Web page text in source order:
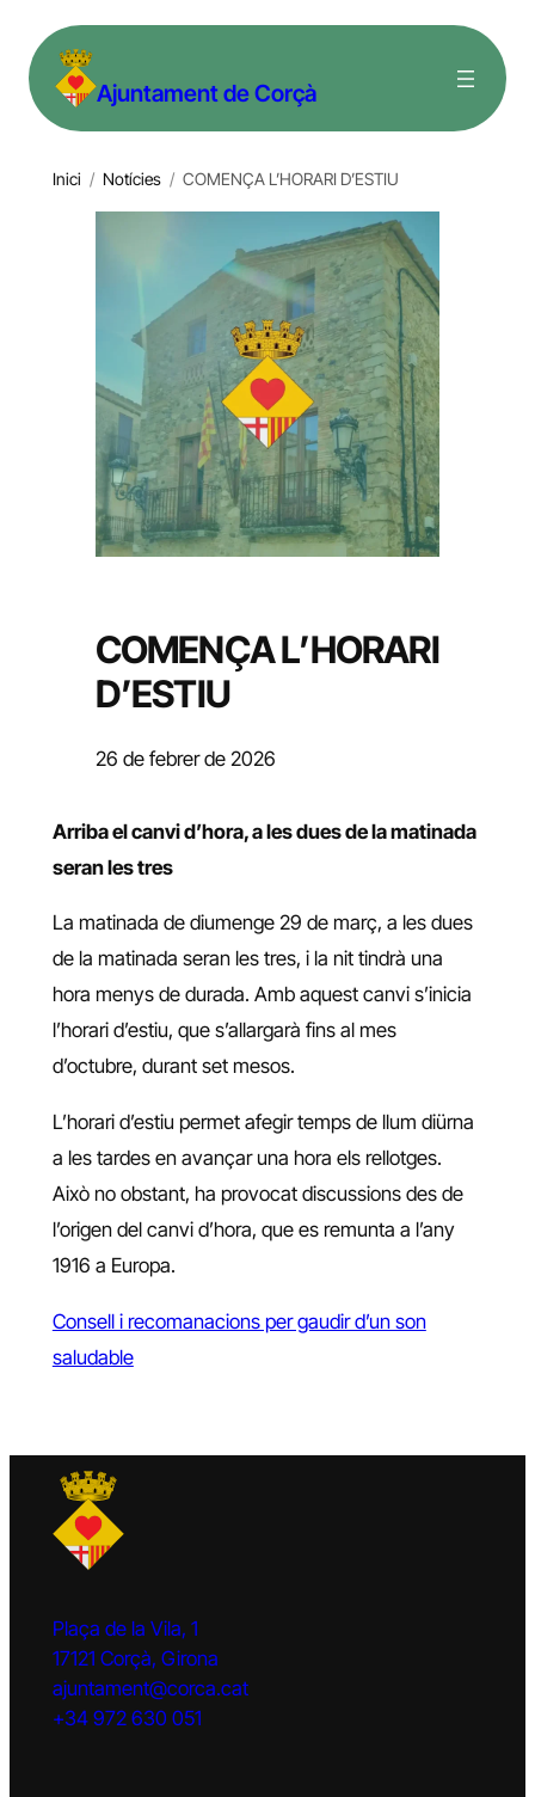
contingut Ajuntament de Corçà
Inici / Notícies / COMENÇA L’HORARI D’ESTIU
COMENÇA L’HORARI
D’ESTIU
26 de febrer de 2026
Arriba el canvi d’hora, a les dues de la matinada
seran les tres
La matinada de diumenge 29 de març, a les dues
de la matinada seran les tres, i la nit tindrà una
hora menys de durada. Amb aquest canvi s’inicia
l’horari d’estiu, que s’allargarà fins al mes
d’octubre, durant set mesos.
L’horari d’estiu permet afegir temps de llum diürna
a les tardes en avançar una hora els rellotges.
Això no obstant, ha provocat discussions des de
l’origen del canvi d’hora, que es remunta a l’any
1916 a Europa.
Consell i recomanacions per gaudir d’un son
saludable
Plaça de la Vila, 1
17121 Corçà, Girona
ajuntament@corca.cat
+34 972 630 051